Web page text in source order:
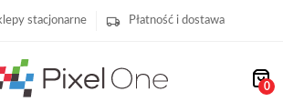
stacjonarne Płatność i dostawa
0